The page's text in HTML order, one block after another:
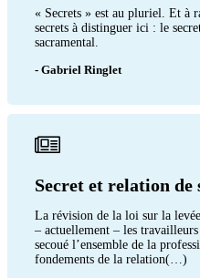
« Secrets » est au pluriel. Et à
secrets à distinguer ici : le
sacramental.
- Gabriel Ringlet
Secret et relation de
La révision de la loi sur la
– actuellement – les
secoué l’ensemble de la
fondements de la relation(…)